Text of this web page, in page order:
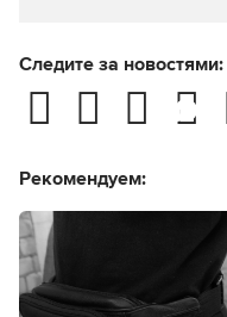
Следите за новостями:
Рекомендуем: